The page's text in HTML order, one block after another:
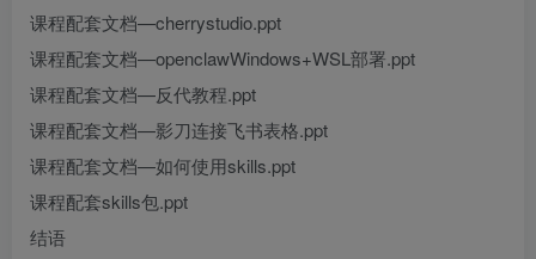
课程配套文档—cherrystudio.ppt
课程配套文档—openclawWindows+WSL部署.ppt
课程配套文档—反代教程.ppt
课程配套文档—影刀连接飞书表格.ppt
课程配套文档—如何使用skills.ppt
课程配套skills包.ppt
结语